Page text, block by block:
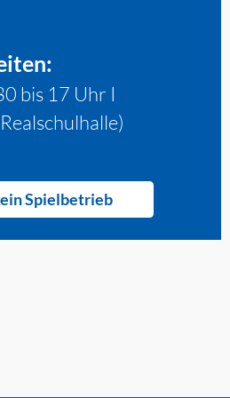
bis 17 Uhr I
Spielbetrieb